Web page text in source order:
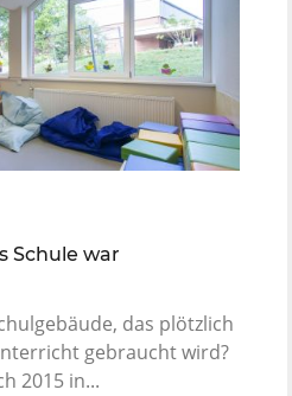
Schule war
das plötzlich
gebraucht wird?
2015 in...